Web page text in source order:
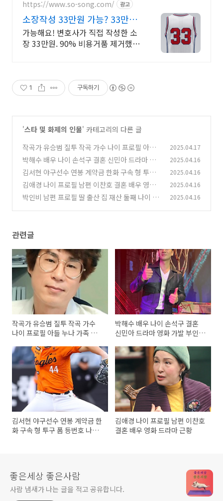
https://www.so-song.com/ 광고
소장작성 33만원 가능? 33만원
가능!
가능해요! 변호사가 직접 작성한 소
장 33만원. 90% 비용거품 제거했어
1 구독하기
'스타 및 화제의 인물' 카테고리의 다른 글
작곡가 유승범 질투 작곡 가수 나이 프로필 아들
누나 가족 근황 (0)
2025.04.17
박해수 배우 나이 손석구 결혼 신민아 드라마 영
화 가발 부인 키 프로필
(0)
2025.04.16
김서현 야구선수 연봉 계약금 한화 구속 형 투구
폼 등번호 나이 프로필
(0)
2025.04.16
김애경 나이 프로필 남편 이찬호 결혼 배우 영화
드라마 근황
(0)
2025.04.16
박인비 남편 프로필 딸 출산 집 재산 둘째 나이 은
2025.04.16
관련글
작곡가 유승범 질투 작곡 가수
나이 프로필 아들 누나 가족 근
박해수 배우 나이 손석구 결혼
신민아 드라마 영화 가발 부인
김서현 야구선수 연봉 계약금 한
화 구속 형 투구 폼 등번호 나이
김애경 나이 프로필 남편 이찬호
결혼 배우 영화 드라마 근황
좋은세상 좋은사람
사람 냄새가 나는 글을 적고 공유합니다.